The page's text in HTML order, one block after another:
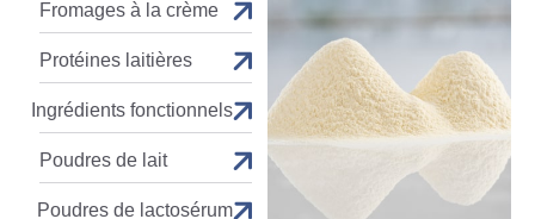
Fromages à la crème
Protéines laitières
Ingrédients fonctionnels
Poudres de lait
Poudres de lactosérum